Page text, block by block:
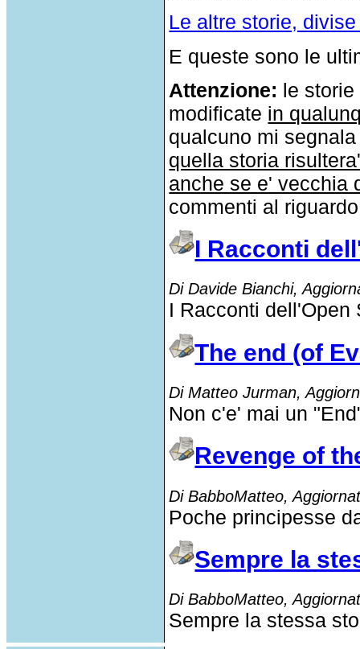
Le altre storie,
E queste sono le
Attenzione: le
modificate in
qualcuno mi
quella storia
anche se e' vecchia
commenti al
I Racconti
Di Davide Bianchi,
I Racconti dell'Open
The end (of
Di Matteo Jurman,
Non c'e' mai un
Revenge of
Di BabboMatteo,
Poche principesse
Sempre la
Di BabboMatteo,
Sempre la stessa